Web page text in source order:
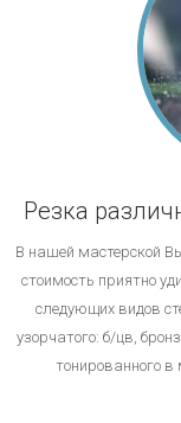
Резка
В нашей мастерской
стоимость приятно
следующих видов
узорчатого: б/цв,
тонированного в